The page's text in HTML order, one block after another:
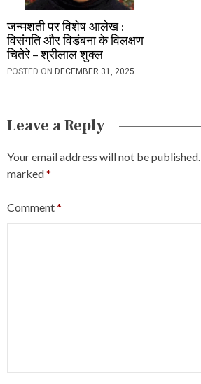
जन्मशती पर विशेष आलेख :
विसंगति और विडंबना के विलक्षण
चितेरे – श्रीलाल शुक्ल
POSTED ON DECEMBER 31, 2025
Leave a Reply
Your email address will not be published.
marked*
Comment*